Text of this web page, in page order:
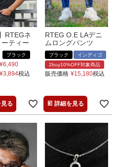
RTEGネ
ティー
ブラック
¥6,490
¥3,894税込
る
RTEG O.E LAデニ
ムロングパンツ
ブラック
インディゴ
2buy10%OFF対象商品
販売価格 ¥15,180税込
詳細を見る